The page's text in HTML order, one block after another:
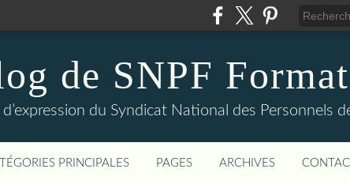
de SNPF
du Syndicat National des Personnels
PRINCIPALES PAGES ARCHIVES